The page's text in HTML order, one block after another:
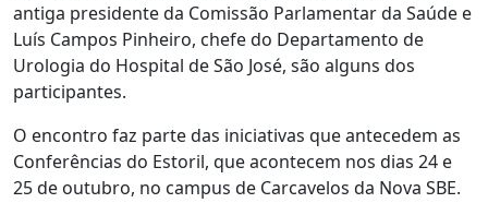
antiga presidente da Comissão Parlamentar da Saúde e
Luís Campos Pinheiro, chefe do Departamento de
Urologia do Hospital de São José, são alguns dos
participantes.
O encontro faz parte das iniciativas que antecedem as
Conferências do Estoril, que acontecem nos dias 24 e
25 de outubro, no campus de Carcavelos da Nova SBE.